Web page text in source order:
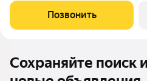
тех, кто ценит качество,
со всем необходимым. 99%
Позвонить
Сохраняйте поиск